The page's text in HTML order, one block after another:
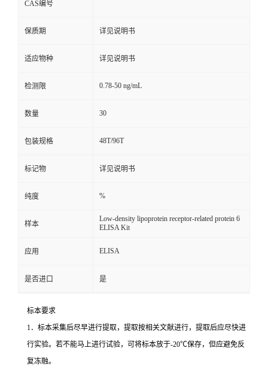
CAS编号
保质期 详见说明书
适应物种 详见说明书
检测限 0.78-50 ng/mL
数量 30
包装规格 48T/96T
标记物 详见说明书
纯度 %
样本
Low-density lipoprotein receptor-related protein 6
ELISA Kit
应用 ELISA
是否进口 是
标本要求
1．标本采集后尽早进行提取，提取按相关文献进行，提取后应尽快进
行实验。若不能马上进行试验，可将标本放于-20℃保存，但应避免反
复冻融。